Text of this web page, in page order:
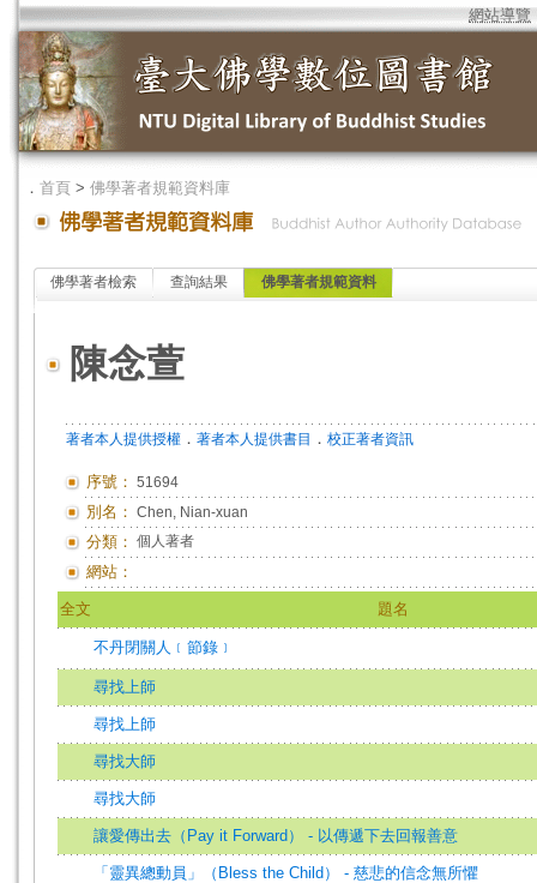
網站導覽
． 首頁 > 佛學著者規範資料庫
佛學著者檢索 查詢結果 佛學著者規範資料
陳念萱
著者本人提供授權 ． 著者本人提供書目 ． 校正著者資訊
序號： 51694
別名： Chen, Nian-xuan
分類： 個人著者
網站：
全文 題名
不丹閉關人﹝節錄﹞
尋找上師
尋找上師
尋找大師
尋找大師
讓愛傳出去（Pay it Forward） - 以傳遞下去回報善意
「靈異總動員」（Bless the Child） - 慈悲的信念無所懼